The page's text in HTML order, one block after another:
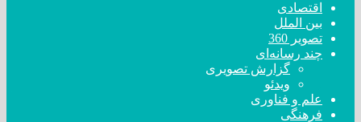
اقتصادی
بین الملل
تصویر 360
چند رسانه‌ای
گزارش تصویری
ویدئو
علم و فناوری
فرهنگی